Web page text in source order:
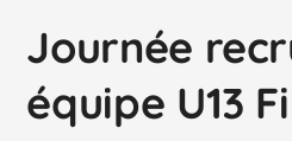
Journée
équipe U13